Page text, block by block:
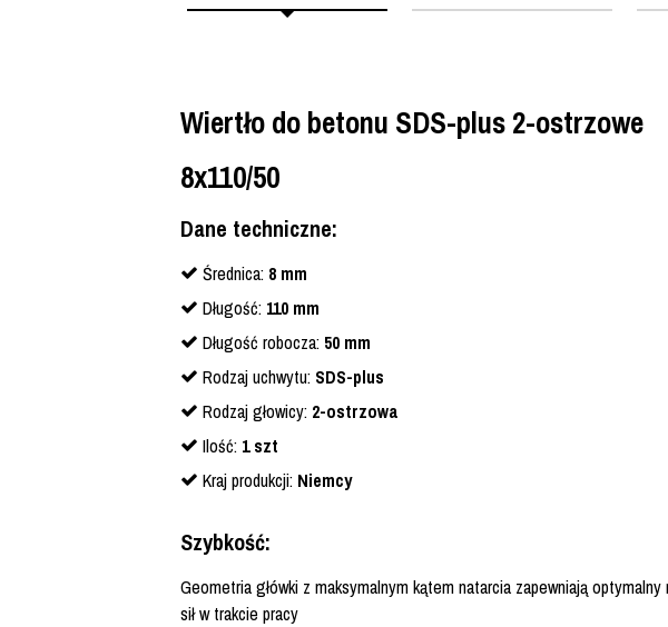
Wiertło do betonu SDS-plus 2-ostrzowe
8x110/50
Dane techniczne:
Średnica: 8 mm
Długość: 110 mm
Długość robocza: 50 mm
Rodzaj uchwytu: SDS-plus
Rodzaj głowicy: 2-ostrzowa
Ilość: 1 szt
Kraj produkcji: Niemcy
Szybkość:
Geometria główki z maksymalnym kątem natarcia zapewniają optymalny
sił w trakcie pracy